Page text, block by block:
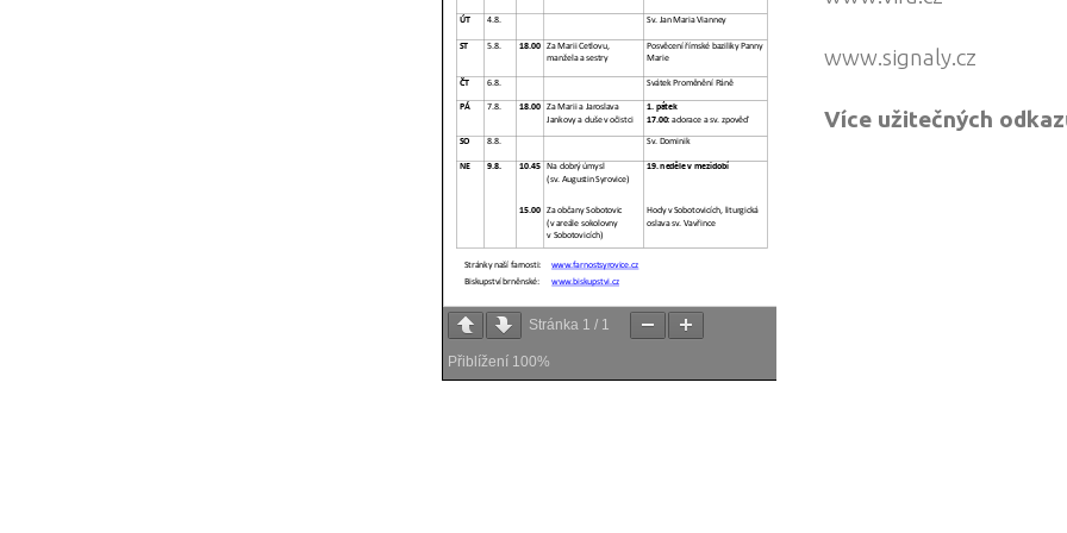
Stránka 1 / 1
Přiblížení 100%
www.signaly.cz
Více užitečných